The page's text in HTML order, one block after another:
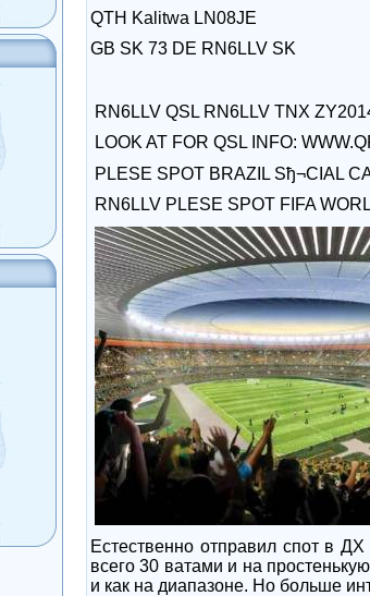
QTH Kalitwa LN08JE
GB SK 73 DE RN6LLV SK
RN6LLV QSL RN6LLV TNX
LOOK AT FOR QSL INFO:
PLESE SPOT BRAZIL Sђ¬CIAL
RN6LLV PLESE SPOT FIFA
Естественно отправил спот в
всего 30 ватами и на
и как на диапазоне. Но больше